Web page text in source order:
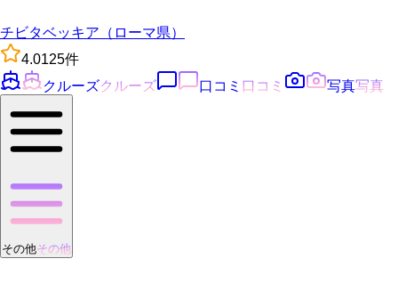
チビタベッキア（ローマ県）
4.0125件
クルーズクルーズ 口コミ 口コミ 写真写真
その他その他